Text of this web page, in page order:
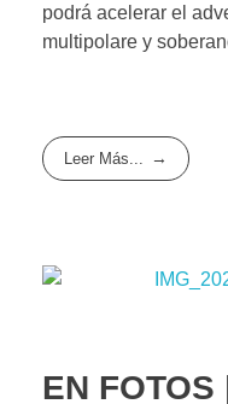
podrá acelerar el
multipolare y
Leer Más...
EN